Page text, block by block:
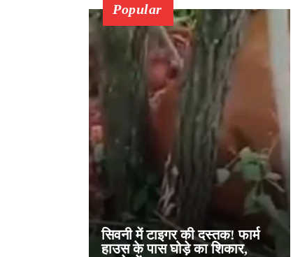
Popular
सिवनी में टाइगर की दस्तक! फार्म
हाउस के पास घोड़े का शिकार,